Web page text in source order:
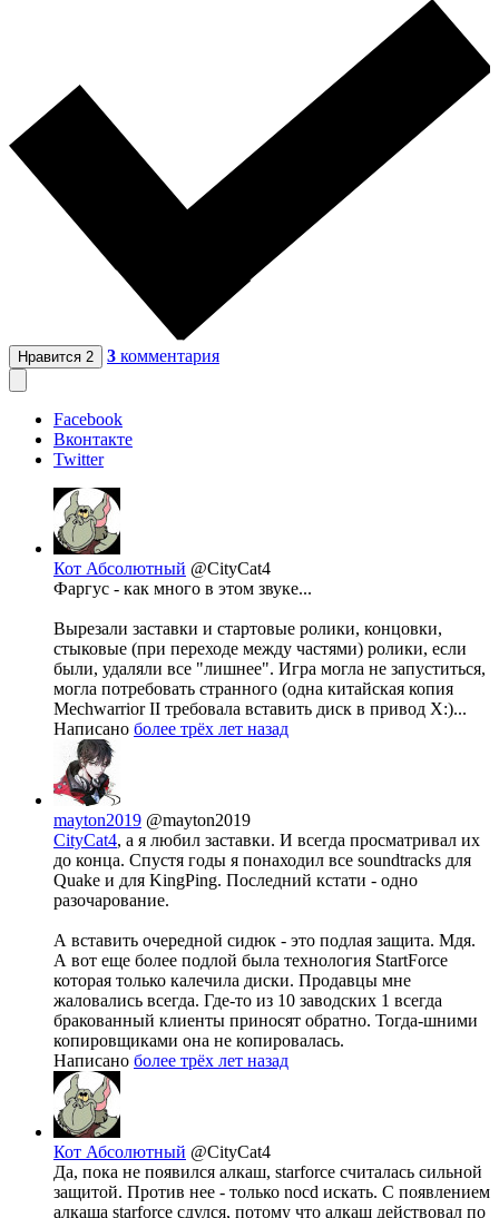
Нравится 2 3 комментария
Facebook
Вконтакте
Twitter
Кот Абсолютный @CityCat4
Фаргус - как много в этом звуке...
Вырезали заставки и стартовые ролики, концовки,
стыковые (при переходе между частями) ролики, если
были, удаляли все "лишнее". Игра могла не запуститься,
могла потребовать странного (одна китайская копия
Mechwarrior II требовала вставить диск в привод X:)...
Написано более трёх лет назад
mayton2019 @mayton2019
CityCat4, а я любил заставки. И всегда просматривал их
до конца. Спустя годы я понаходил все soundtracks для
Quake и для KingPing. Последний кстати - одно
разочарование.
А вставить очередной сидюк - это подлая защита. Мдя.
А вот еще более подлой была технология StartForсe
которая только калечила диски. Продавцы мне
жаловались всегда. Где-то из 10 заводских 1 всегда
бракованный клиенты приносят обратно. Тогда-шними
копировщиками она не копировалась.
Написано более трёх лет назад
Кот Абсолютный @CityCat4
Да, пока не появился алкаш, starforce считалась сильной
защитой. Против нее - только nocd искать. С появлением
алкаша starforce сдулся, потому что алкаш действовал по